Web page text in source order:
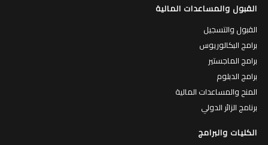
القبول والمساعدات المالية
القبول والتسجيل
برامج البكالوريوس
برامج الماجستير
برامج الدبلوم
المنح والمساعدات المالية
برنامج الزائر الدولي
الكليات والبرامج